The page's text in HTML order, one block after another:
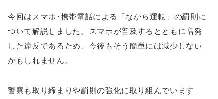
今回はスマホ･携帯電話による「ながら運転」の罰則に
ついて解説しました。スマホが普及するとともに増発
した違反であるため、今後もそう簡単には減少しない
かもしれません。
警察も取り締まりや罰則の強化に取り組んでいます